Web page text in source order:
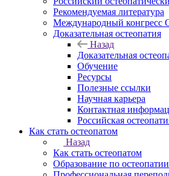
Рекомендуемая литература
Международный конгресс
Доказательная остеопатия
Назад
Доказательная
Обучение
Ресурсы
Полезные ссылки
Научная карьера
Контактная
Российская
Как стать остеопатом
Назад
Как стать остеопатом
Образование по